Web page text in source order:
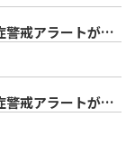
警戒アラートが発
警戒アラートが発